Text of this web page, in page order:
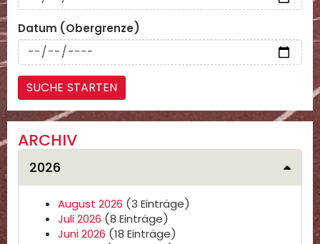
Datum (Obergrenze)
ARCHIV
2026
August 2026 (3 Einträge)
Juli 2026 (8 Einträge)
Juni 2026 (18 Einträge)